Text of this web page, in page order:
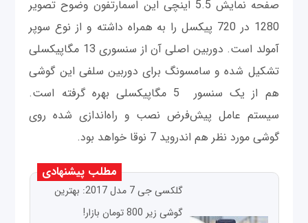
صفحه نمایش 5.5 اینچی این اسمارتفون وضوح تصویر
1280 در 720 پیکسل را به همراه داشته و از نوع سوپر
آمولد است. دوربین اصلی آن از سنسوری 13 مگاپیکسلی
تشکیل شده و سامسونگ برای دوربین سلفی این گوشی
هم از یک سنسور 5 مگاپیکسلی بهره گرفته است.
سیستم عامل پیش‌فرض نصب و راه‌اندازی شده روی
گوشی مورد نظر هم اندروید 7 نوقا خواهد بود.
مطلب پیشنهادی
گلکسی جی 7 مدل 2017: بهترین
گوشی زیر 800 تومان بازار!